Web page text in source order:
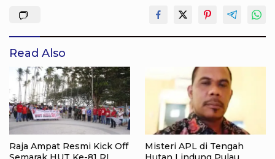
Read Also
Raja Ampat Resmi Kick Off
Misteri APL di Tengah